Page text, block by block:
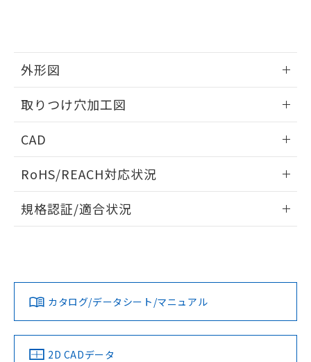
外形図
取りつけ穴加工図
CAD
ドすることができます。
ログイン/会員登録
ダウンロードデータをご利用いただく前に、以下を必ずお読
みください。
ソフトウェアの使用条件
RoHS/REACH対応状況
EU RoHS 注意事項・凡例
対応済み
中国 RoHS 注意事項・凡例
規格認証/適合状況
LR型式承認
（イギリス
船舶規格）
DNV型式承認
（ノルウェー
BV型式承認
（フランス
KR型式
（韓国
カタログ/データシート/マニュアル
2D CADデータ